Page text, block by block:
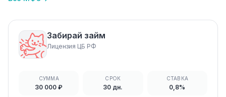
Забирай займ
Лицензия ЦБ РФ
СУММА
30 000 ₽
СРОК
30 дн.
СТАВКА
0,8%